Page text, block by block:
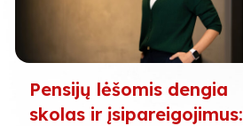
Pensijų lėšomis dengia
skolas ir įsipareigojimus: